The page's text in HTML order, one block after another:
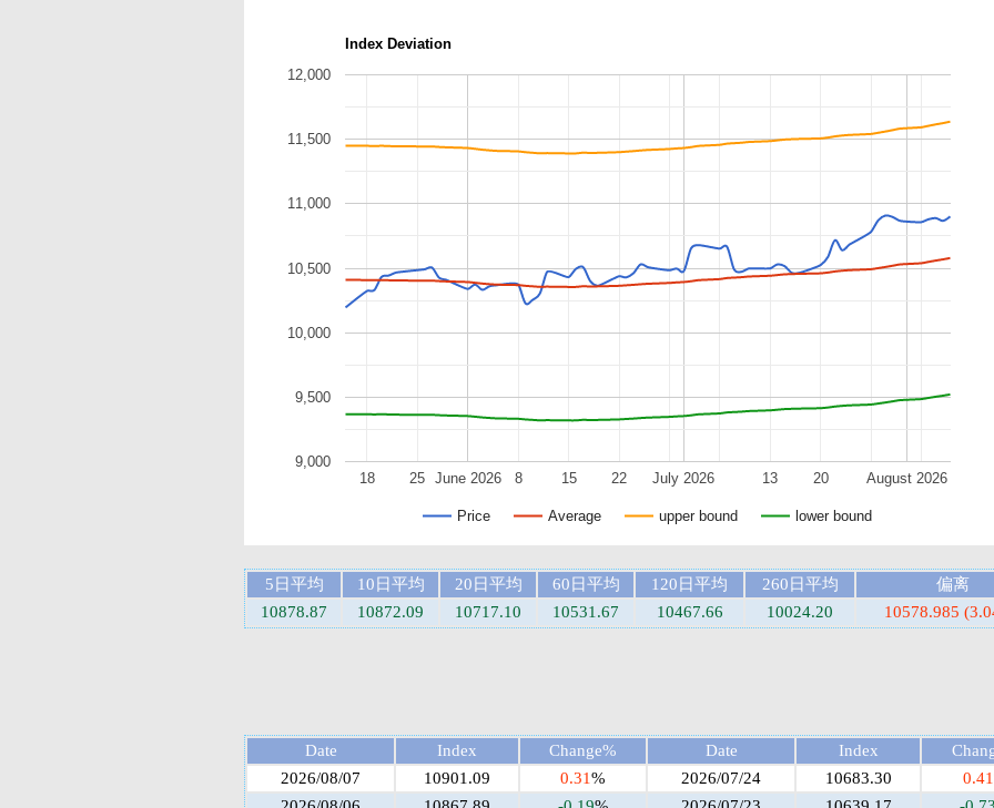
Index Deviation
Price Average upper bound lower bound
June 2026 July 2026 August 2026
18 25 8 15 22 13 20
9,000
9,500
10,000
10,500
11,000
11,500
12,000
5日平均 10日平均 20日平均 60日平均 120日平均 260日平均
偏离
10878.87
10872.09 10717.10 10531.67 10467.66 10024.20 10578.985
Date Index Change% Date Index
2026/08/07
10901.09 0.31% 2026/07/24 10683.30 0.41